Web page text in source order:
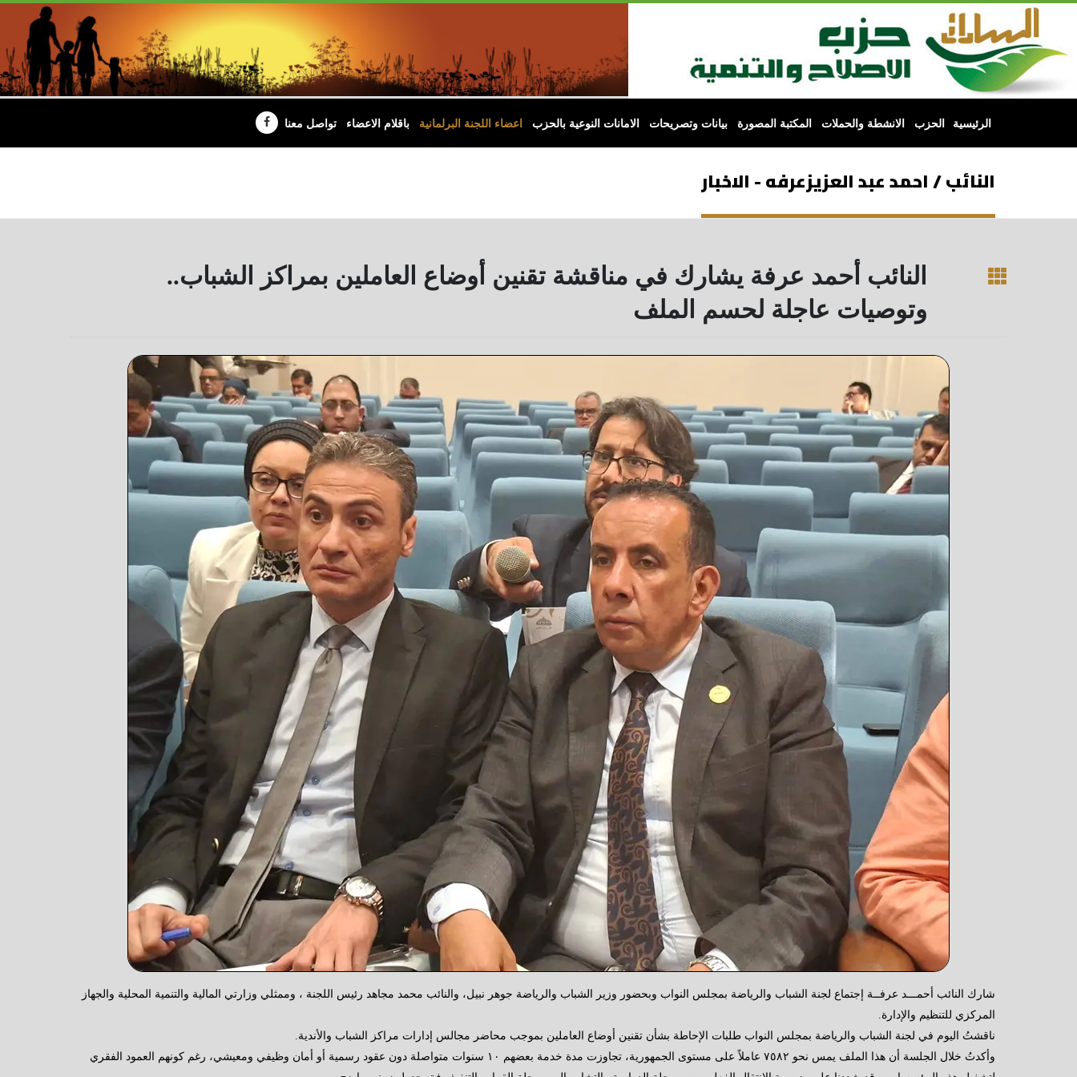
الرئيسية الحزب الانشطة والحملات المكتبة المصورة بيانات وتصريحات الامانات النوعية بالحزب اعضاء اللجنة البرلمانية باقلام الاعضاء تواصل معنا
النائب / احمد عبد العزيزعرفه - الاخبار
النائب أحمد عرفة يشارك في مناقشة تقنين أوضاع العاملين بمراكز الشباب..
وتوصيات عاجلة لحسم الملف
شارك النائب أحمـــد عرفــة إجتماع لجنة الشباب والرياضة بمجلس النواب وبحضور وزير الشباب والرياضة جوهر نبيل، والنائب محمد مجاهد رئيس اللجنة ، وممثلي وزارتي المالية والتنمية المحلية والجهاز
المركزي للتنظيم والإدارة.
ناقشتُ اليوم في لجنة الشباب والرياضة بمجلس النواب طلبات الإحاطة بشأن تقنين أوضاع العاملين بموجب محاضر مجالس إدارات مراكز الشباب والأندية.
وأكدتُ خلال الجلسة أن هذا الملف يمس نحو ٧٥٨٢ عاملاً على مستوى الجمهورية، تجاوزت مدة خدمة بعضهم ١٠ سنوات متواصلة دون عقود رسمية أو أمان وظيفي ومعيشي، رغم كونهم العمود الفقري